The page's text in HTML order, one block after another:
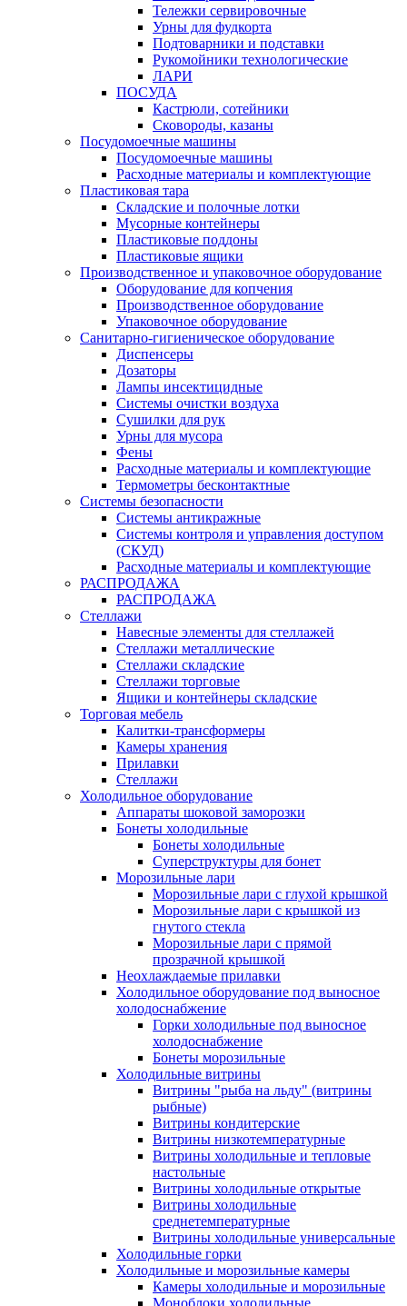
Тележки сервировочные
Урны для фудкорта
Подтоварники и подставки
Рукомойники технологические
ЛАРИ
ПОСУДА
Кастрюли, сотейники
Сковороды, казаны
Посудомоечные машины
Посудомоечные машины
Расходные материалы и комплектующие
Пластиковая тара
Складские и полочные лотки
Мусорные контейнеры
Пластиковые поддоны
Пластиковые ящики
Производственное и упаковочное оборудование
Оборудование для копчения
Производственное оборудование
Упаковочное оборудование
Санитарно-гигиеническое оборудование
Диспенсеры
Дозаторы
Лампы инсектицидные
Системы очистки воздуха
Сушилки для рук
Урны для мусора
Фены
Расходные материалы и комплектующие
Термометры бесконтактные
Системы безопасности
Системы антикражные
Системы контроля и управления доступом
(СКУД)
Расходные материалы и комплектующие
РАСПРОДАЖА
РАСПРОДАЖА
Стеллажи
Навесные элементы для стеллажей
Стеллажи металлические
Стеллажи складские
Стеллажи торговые
Ящики и контейнеры складские
Торговая мебель
Калитки-трансформеры
Камеры хранения
Прилавки
Стеллажи
Холодильное оборудование
Аппараты шоковой заморозки
Бонеты холодильные
Бонеты холодильные
Суперструктуры для бонет
Морозильные лари
Морозильные лари с глухой крышкой
Морозильные лари с крышкой из
гнутого стекла
Морозильные лари с прямой
прозрачной крышкой
Неохлаждаемые прилавки
Холодильное оборудование под выносное
холодоснабжение
Горки холодильные под выносное
холодоснабжение
Бонеты морозильные
Холодильные витрины
Витрины "рыба на льду" (витрины
рыбные)
Витрины кондитерские
Витрины низкотемпературные
Витрины холодильные и тепловые
настольные
Витрины холодильные открытые
Витрины холодильные
среднетемпературные
Витрины холодильные универсальные
Холодильные горки
Холодильные и морозильные камеры
Камеры холодильные и морозильные
Моноблоки холодильные